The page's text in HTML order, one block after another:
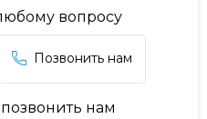
вопросу
Позвонить нам
нам